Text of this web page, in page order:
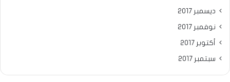
ديسمبر 2017
نوفمبر 2017
أكتوبر 2017
سبتمبر 2017